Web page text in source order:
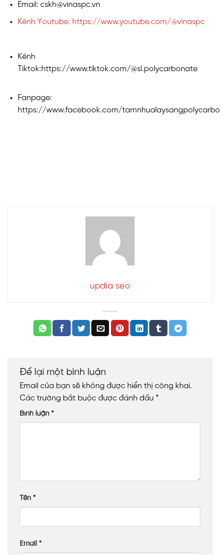
Email: cskh@vinaspc.vn
Kênh Youtube: https://www.youtube.com/@vinaspc
Kênh
Tiktok:https://www.tiktok.com/@sl.polycarbonate
Fanpage:
https://www.facebook.com/
updia seo
Để lại một bình luận
Email của bạn sẽ không được hiển thị công khai.
Các trường bắt buộc được đánh dấu *
Bình luận *
Tên *
Email *